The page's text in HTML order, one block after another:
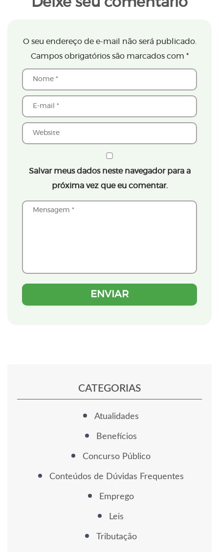
O seu endereço de e-mail não será publicado.
Campos obrigatórios são marcados com *
Salvar meus dados neste navegador para a
próxima vez que eu comentar.
CATEGORIAS
Atualidades
Benefícios
Concurso Público
Conteúdos de Dúvidas Frequentes
Emprego
Leis
Tributação